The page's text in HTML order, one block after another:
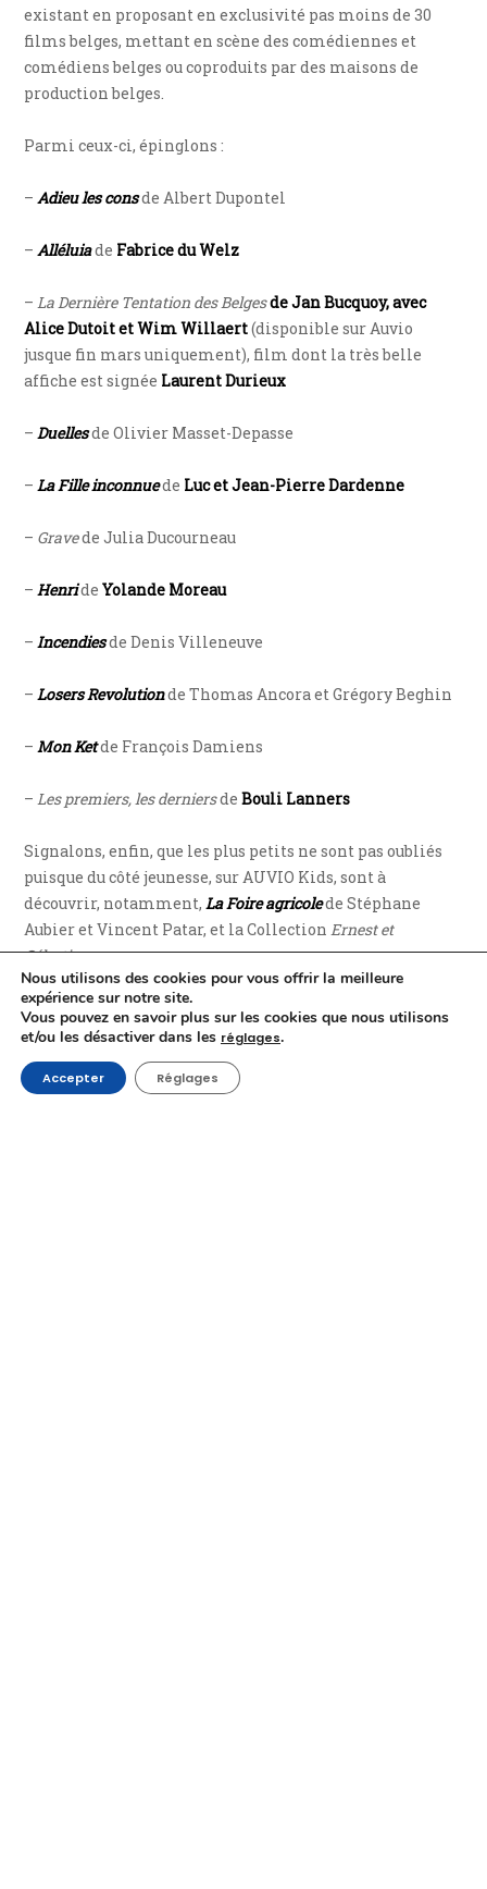
existant en proposant en exclusivité pas moins de 30
films belges, mettant en scène des comédiennes et
comédiens belges ou coproduits par des maisons de
production belges.
Parmi ceux-ci, épinglons :
–Adieu les consde Albert Dupontel
–Alléluiade Fabrice du Welz
– La Dernière Tentation des Belgesde Jan Bucquoy, avec
Alice Dutoit et Wim Willaert(disponible sur Auvio
jusque fin mars uniquement), film dont la très belle
affiche est signée Laurent Durieux
–Duellesde Olivier Masset-Depasse
–La Fille inconnuede Luc et Jean-Pierre Dardenne
– Gravede Julia Ducourneau
–HenrideYolande Moreau
–Incendiesde Denis Villeneuve
–Losers Revolutionde Thomas Ancora et Grégory Beghin
– Mon Ketde François Damiens
– Les premiers, les derniersdeBouli Lanners
Signalons, enfin, que les plus petits ne sont pas oubliés
puisque du côté jeunesse, sur AUVIO Kids, sont à
découvrir, notamment,La Foire agricolede Stéphane
Aubier et Vincent Patar, et la Collection Ernest et
Célestine.
Crédits vidéo
Captation et montage : Geoffrey Baras
Graphisme : Emmanuel De Haes
Production : Sofía Marroquín Simar et Elisa Tuzkan
Nous utilisons des cookies pour vous offrir la meilleure
expérience sur notre site.
Vous pouvez en savoir plus sur les cookies que nous utilisons
et/ou les désactiver dans les réglages.
Accepter Réglages